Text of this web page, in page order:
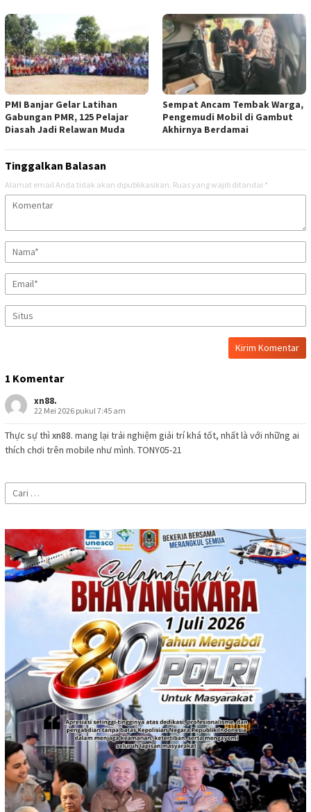
PMI Banjar Gelar Latihan
Gabungan PMR, 125 Pelajar
Diasah Jadi Relawan Muda
Sempat Ancam Tembak Warga,
Pengemudi Mobil di Gambut
Akhirnya Berdamai
Tinggalkan Balasan
Alamat email Anda tidak akan dipublikasikan. Ruas yang wajib ditandai *
1 Komentar
xn88.
22 Mei 2026 pukul 7:45 am
Thực sự thì xn88. mang lại trải nghiệm giải trí khá tốt, nhất là với những ai
thích chơi trên mobile như mình. TONY05-21
Cari
untuk: